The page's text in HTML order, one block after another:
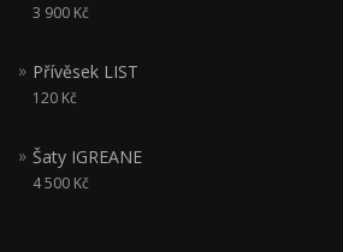
3 900 Kč
Přívěsek LIST
120 Kč
Šaty IGREANE
4 500 Kč